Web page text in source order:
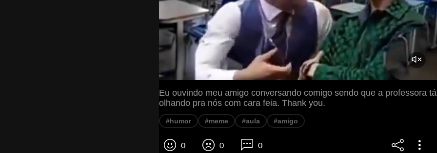
Eu ouvindo meu amigo conversando comigo sendo que a professora tá
olhando pra nós com cara feia. Thank you.
#humor #meme #aula #amigo
0 0 0